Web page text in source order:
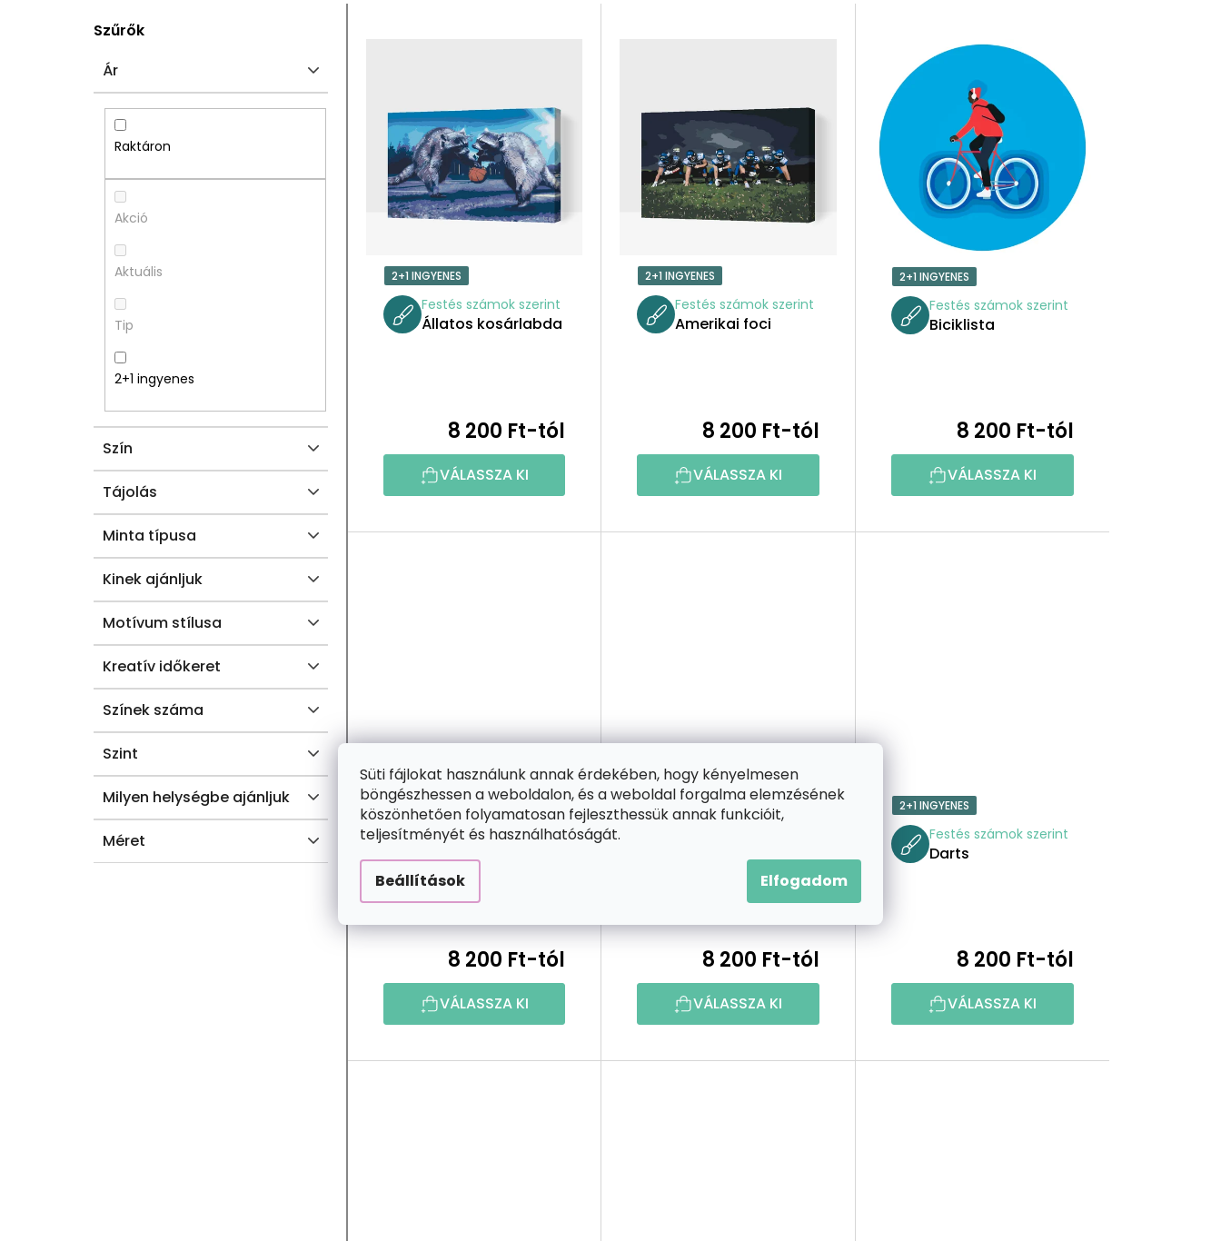
Süti fájlokat használunk annak érdekében, hogy kényelmesen
böngészhessen a weboldalon, és a weboldal forgalma elemzésének
köszönhetően folyamatosan fejleszthessük annak funkcióit,
teljesítményét és használhatóságát.
Beállítások Elfogadom
M
É
K
E
K
R
E
N
E
Z
É
S
O
D
Szűrők
Ár
Raktáron
Akció
Aktuális
Tip
2+1 ingyenes
Szín
Tájolás
Minta típusa
Kinek ajánljuk
Motívum stílusa
Kreatív időkeret
Színek száma
Szint
Milyen helységbe ajánljuk
Méret
J
2+1 INGYENES
Festés számok szerint
Állatos kosárlabda
8 200 Ft-tól
VÁLASSZA KI
2+1 INGYENES
Festés számok szerint
Amerikai foci
8 200 Ft-tól
VÁLASSZA KI
2+1 INGYENES
Festés számok szerint
Biciklista
8 200 Ft-tól
VÁLASSZA KI
2+1 INGYENES
Festés számok szerint
8 200 Ft-tól
VÁLASSZA KI
2+1 INGYENES
8 200 Ft-tól
VÁLASSZA KI
2+1 INGYENES
Festés számok szerint
Darts
8 200 Ft-tól
VÁLASSZA KI